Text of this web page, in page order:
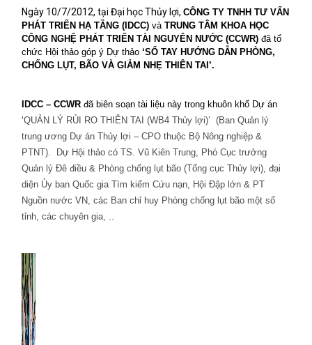
Ngày 10/7/2012, tại Đại học Thủy lợi, CÔNG TY TNHH TƯ VẤN
PHÁT TRIỂN HẠ TẦNG ( IDCC) và TRUNG TÂM KHOA HỌC
CÔNG NGHỆ PHÁT TRIỂN TÀI NGUYÊN NƯỚC (CCWR) đã tổ
chức Hội thảo góp ý Dự thảo ‘SỔ TAY HƯỚNG DẪN PHÒNG,
CHỐNG LỤT, BÃO VÀ GIẢM NHẸ THIÊN TAI’.
IDCC – CCWR đã biên soạn tài liệu này trong khuôn khổ Dự án
‘QUẢN LÝ RỦI RO THIÊN TAI (WB4 Thủy lợi)’ (Ban Quản lý
trung ương Dự án Thủy lợi – CPO thuộc Bộ Nông nghiệp &
PTNT).
Dự Hội thảo có TS. Vũ Kiên Trung, Phó Cục trưởng
Quản lý Đê điều & Phòng chống lụt bão (Tổng cục Thủy lợi), đại
diện Ủy ban Quốc gia Tìm kiếm Cứu nạn, Hội Đập lớn & PT
Nguồn nước VN, các Ban chỉ huy Phòng chống lụt bão một số
tỉnh, các chuyên gia, ..